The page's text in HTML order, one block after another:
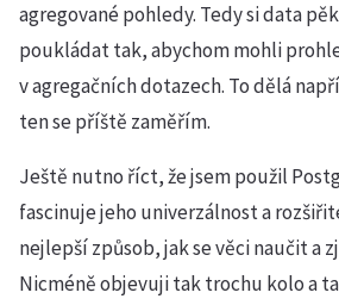
agregované pohledy. Tedy si data
poukládat tak, abychom mohli
v agregačních dotazech. To dělá
ten se příště zaměřím.
Ještě nutno říct, že jsem použil
fascinuje jeho univerzálnost a
nejlepší způsob, jak se věci naučit a
Nicméně objevuji tak trochu kolo a